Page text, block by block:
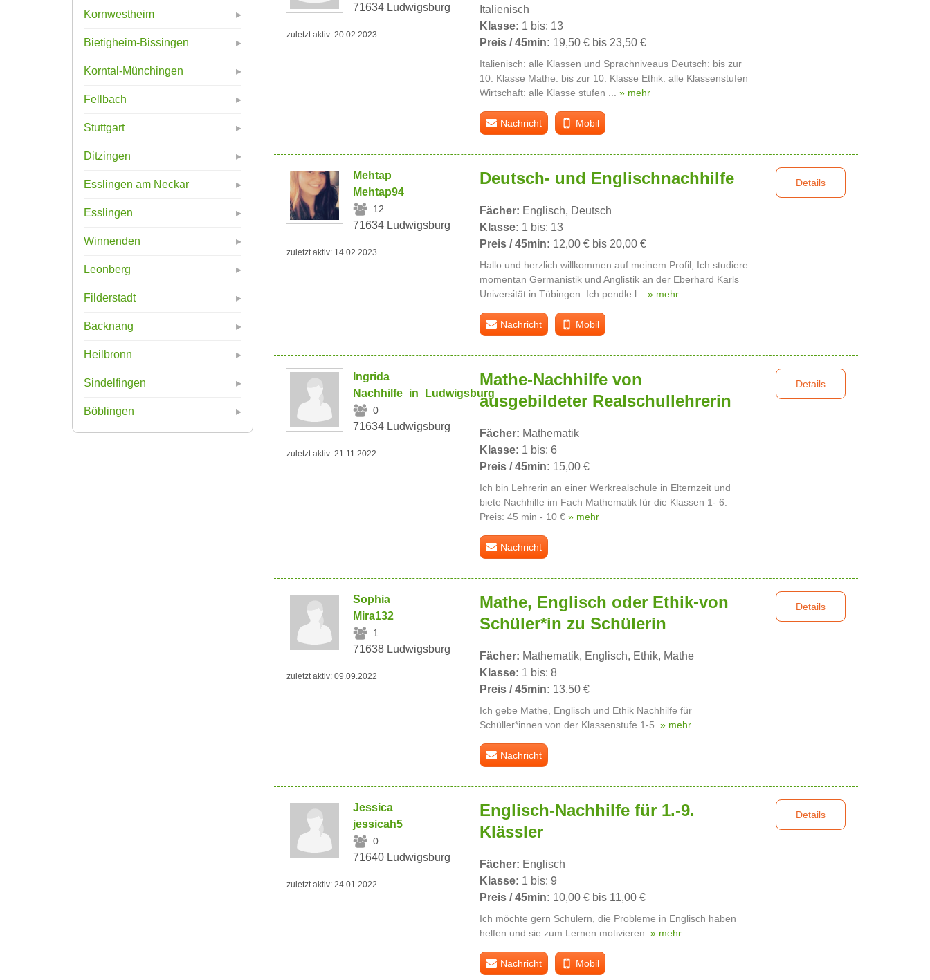
Kornwestheim
Bietigheim-Bissingen
Korntal-Münchingen
Fellbach
Stuttgart
Ditzingen
Esslingen am Neckar
Esslingen
Winnenden
Leonberg
Filderstadt
Backnang
Heilbronn
Sindelfingen
Böblingen
71634 Ludwigsburg
zuletzt aktiv: 20.02.2023
Italienisch
Klasse: 1 bis: 13
Preis / 45min: 19,50 € bis 23,50 €
Italienisch: alle Klassen und Sprachniveaus Deutsch: bis zur
10. Klasse Mathe: bis zur 10. Klasse Ethik: alle Klassenstufen
Wirtschaft: alle Klasse stufen ... » mehr
Nachricht Mobil
Mehtap
Mehtap94
12
71634 Ludwigsburg
zuletzt aktiv: 14.02.2023
Deutsch- und Englischnachhilfe
Fächer: Englisch, Deutsch
Klasse: 1 bis: 13
Preis / 45min: 12,00 € bis 20,00 €
Hallo und herzlich willkommen auf meinem Profil, Ich studiere
momentan Germanistik und Anglistik an der Eberhard Karls
Universität in Tübingen. Ich pendle l... » mehr
Details
Nachricht Mobil
Ingrida
Nachhilfe_in_Ludwigsburg
0
71634 Ludwigsburg
zuletzt aktiv: 21.11.2022
Mathe-Nachhilfe von
ausgebildeter Realschullehrerin
Fächer: Mathematik
Klasse: 1 bis: 6
Preis / 45min: 15,00 €
Ich bin Lehrerin an einer Werkrealschule in Elternzeit und
biete Nachhilfe im Fach Mathematik für die Klassen 1- 6.
Preis: 45 min - 10 € » mehr
Details
Nachricht
Sophia
Mira132
1
71638 Ludwigsburg
zuletzt aktiv: 09.09.2022
Mathe, Englisch oder Ethik-von
Schüler*in zu Schülerin
Fächer: Mathematik, Englisch, Ethik, Mathe
Klasse: 1 bis: 8
Preis / 45min: 13,50 €
Ich gebe Mathe, Englisch und Ethik Nachhilfe für
Schüller*innen von der Klassenstufe 1-5. » mehr
Details
Nachricht
Jessica
jessicah5
0
71640 Ludwigsburg
zuletzt aktiv: 24.01.2022
Englisch-Nachhilfe für 1.-9.
Klässler
Fächer: Englisch
Klasse: 1 bis: 9
Preis / 45min: 10,00 € bis 11,00 €
Ich möchte gern Schülern, die Probleme in Englisch haben
helfen und sie zum Lernen motivieren. » mehr
Details
Nachricht Mobil